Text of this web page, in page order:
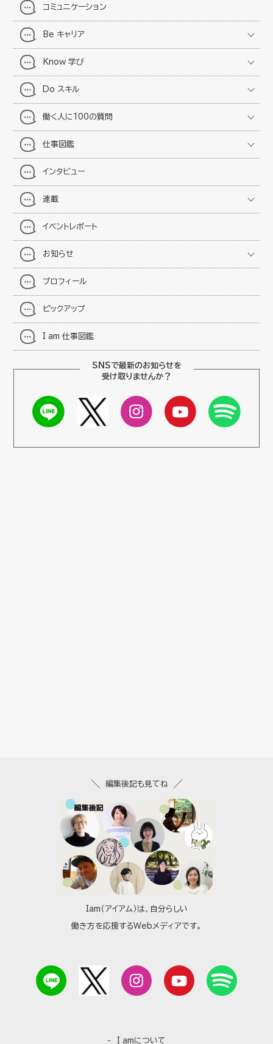
コミュニケーション
Be キャリア
Know 学び
Do スキル
働く人に100の質問
仕事図鑑
インタビュー
連載
イベントレポート
お知らせ
プロフィール
ピックアップ
I am 仕事図鑑
SNSで最新のお知らせを
受け取りませんか？
Iam（アイアム）は、自分らしい
働き方を応援するWebメディアです。
I amについて
編集後記も見てね